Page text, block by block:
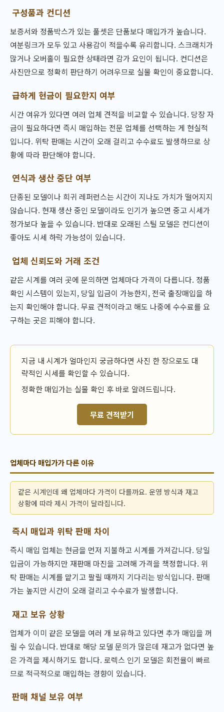
구성품과 컨디션
보증서와 정품박스가 있는 풀셋은 단품보다 매입가가 높습니다.
여분링크가 모두 있고 사용감이 적을수록 유리합니다. 스크래치가
많거나 오버홀이 필요한 상태라면 감가 요인이 됩니다. 컨디션은
사진만으로 정확히 판단하기 어려우므로 실물 확인이 중요합니다.
급하게 현금이 필요한지 여부
시간 여유가 있다면 여러 업체 견적을 비교할 수 있습니다. 당장 자
금이 필요하다면 즉시 매입하는 전문 업체를 선택하는 게 현실적
입니다. 위탁 판매는 시간이 오래 걸리고 수수료도 발생하므로 상
황에 따라 판단해야 합니다.
연식과 생산 중단 여부
단종된 모델이나 희귀 레퍼런스는 시간이 지나도 가치가 떨어지지
않습니다. 현재 생산 중인 모델이라도 인기가 높으면 중고 시세가
정가보다 높을 수 있습니다. 반대로 오래된 스틸 모델은 컨디션이
좋아도 시세 하락 가능성이 있습니다.
업체 신뢰도와 거래 조건
같은 시계를 여러 곳에 문의하면 업체마다 가격이 다릅니다. 정품
확인 시스템이 있는지, 당일 입금이 가능한지, 전국 출장매입을 하
는지 확인해야 합니다. 무료 견적이라고 해도 나중에 수수료를 요
구하는 곳은 피해야 합니다.
지금 내 시계가 얼마인지 궁금하다면 사진 한 장으로도 대
략적인 시세를 확인할 수 있습니다.
정확한 매입가는 실물 확인 후 바로 알려드립니다.
무료 견적받기
업체마다 매입가가 다른 이유
같은 시계인데 왜 업체마다 가격이 다를까요. 운영 방식과 재고
상황에 따라 제시 가격이 달라집니다.
즉시 매입과 위탁 판매 차이
즉시 매입 업체는 현금을 먼저 지불하고 시계를 가져갑니다. 당일
입금이 가능하지만 재판매 마진을 고려해 가격을 책정합니다. 위
탁 판매는 시계를 맡기고 팔릴 때까지 기다리는 방식입니다. 판매
가는 높지만 시간이 오래 걸리고 수수료가 발생합니다.
재고 보유 상황
업체가 이미 같은 모델을 여러 개 보유하고 있다면 추가 매입을 꺼
릴 수 있습니다. 반대로 해당 모델 문의가 많은데 재고가 없다면 높
은 가격을 제시하기도 합니다. 로렉스 인기 모델은 회전율이 빠르
므로 적극적으로 매입하는 경향이 있습니다.
판매 채널 보유 여부